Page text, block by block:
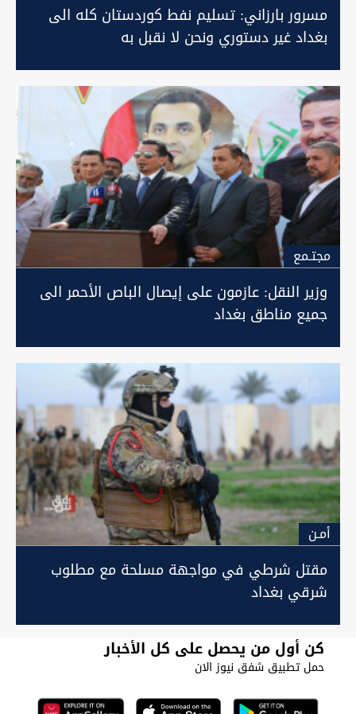
مسرور بارزاني: تسليم نفط كوردستان كله الى
بغداد غير دستوري ونحن لا نقبل به
مجتـمع
وزير النقل: عازمون على إيصال الباص الأحمر الى
جميع مناطق بغداد
أمـن
مقتل شرطي في مواجهة مسلحة مع مطلوب
شرقي بغداد
كن أول من يحصل على كل الأخبار
حمل تطبيق شفق نيوز الان